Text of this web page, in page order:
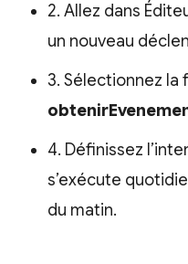
2. Allez dans
un nouveau
3. Sélectionnez la
4. Définissez
s’exécute
du matin.